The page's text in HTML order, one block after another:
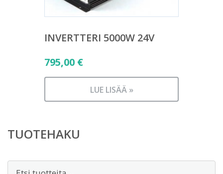
INVERTTERI 5000W 24V
795,00 €
LUE LISÄÄ »
TUOTEHAKU
Etsi: